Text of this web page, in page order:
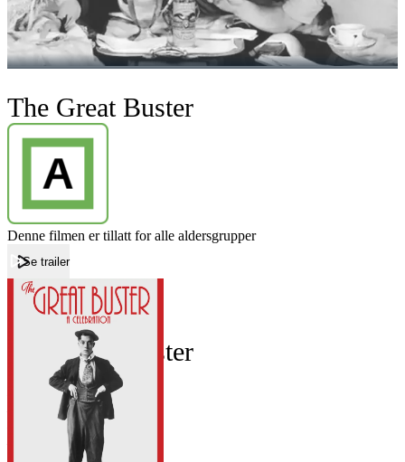
The Great Buster
Denne filmen er tillatt for alle aldersgrupper
Se trailer
Forside The Great Buster
The Great Buster
Forfatter:
Leverandør:
Norgesfilm AS